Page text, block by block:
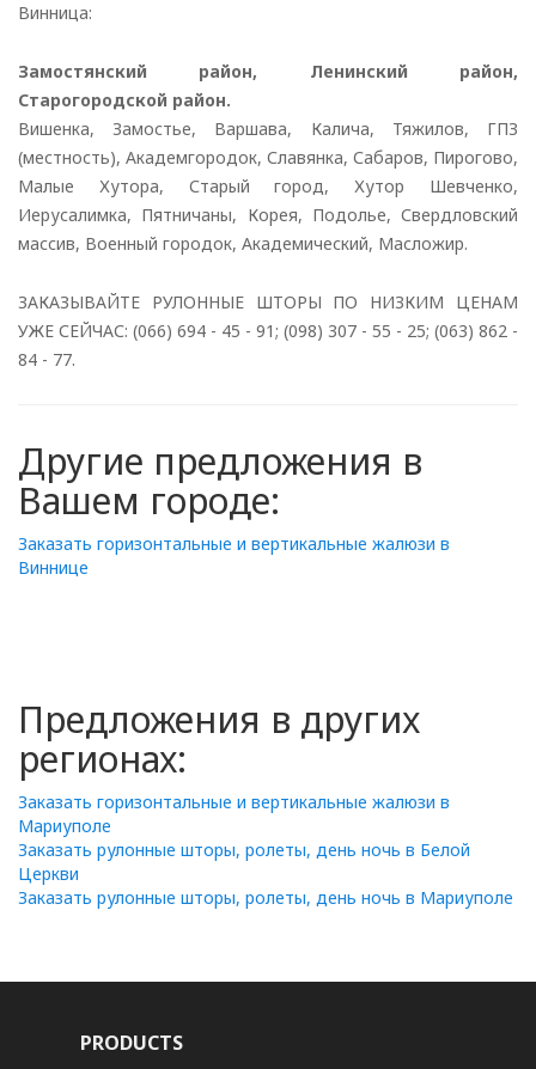
Винница:
Замостянский район, Ленинский район,
Старогородской район.
Вишенка, Замостье, Варшава, Калича, Тяжилов, ГПЗ
(местность), Академгородок, Славянка, Сабаров, Пирогово,
Малые Хутора, Старый город, Хутор Шевченко,
Иерусалимка, Пятничаны, Корея, Подолье, Свердловский
массив, Военный городок, Академический, Масложир.
ЗАКАЗЫВАЙТЕ РУЛОННЫЕ ШТОРЫ ПО НИЗКИМ ЦЕНАМ
УЖЕ СЕЙЧАС: (066) 694 - 45 - 91; (098) 307 - 55 - 25; (063) 862 -
84 - 77.
Другие предложения в
Вашем городе:
Заказать горизонтальные и вертикальные жалюзи в
Виннице
Предложения в других
регионах:
Заказать горизонтальные и вертикальные жалюзи в
Мариуполе
Заказать рулонные шторы, ролеты, день ночь в Белой
Церкви
Заказать рулонные шторы, ролеты, день ночь в Мариуполе
PRODUCTS